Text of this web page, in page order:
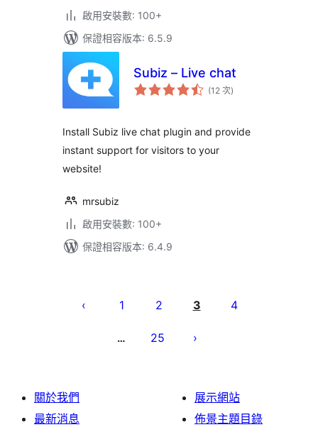
啟用安裝數: 100+
保證相容版本: 6.5.9
Subiz – Live chat
(12 次評
分)
Install Subiz live chat plugin and provide
instant support for visitors to your
website!
mrsubiz
啟用安裝數: 100+
保證相容版本: 6.4.9
1 2 3 4
… 25
關於我們
最新消息
展示網站
佈景主題目錄